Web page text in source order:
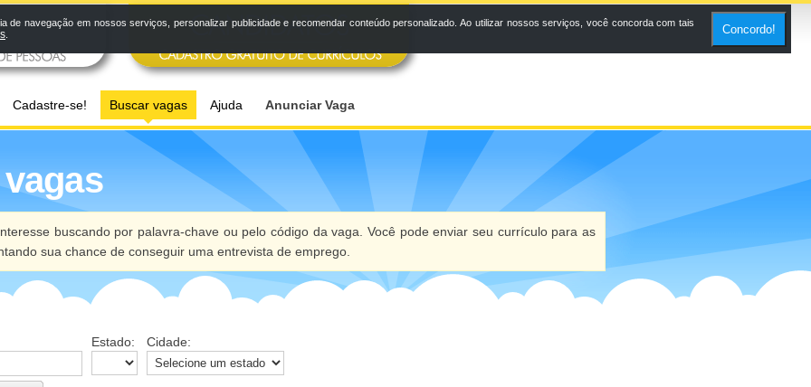
Cadastre-se! Buscar vagas Ajuda Anunciar Vaga
buscando por palavra-chave ou pelo código da vaga. Você pode enviar seu currículo para as
sua chance de conseguir uma entrevista de emprego.
Estado: Cidade:
navegação em nossos serviços, personalizar publicidade e recomendar conteúdo personalizado. Ao utilizar nossos serviços, você concorda com tais
Concordo!